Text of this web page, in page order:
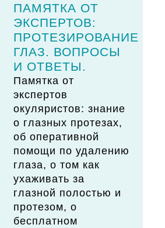
ПАМЯТКА ОТ
ЭКСПЕРТОВ:
ПРОТЕЗИРОВАНИЕ
ГЛАЗ. ВОПРОСЫ
И ОТВЕТЫ.
Памятка от
экспертов
окуляристов: знание
о глазных протезах,
об оперативной
помощи по удалению
глаза, о том как
ухаживать за
глазной полостью и
протезом, о
бесплатном